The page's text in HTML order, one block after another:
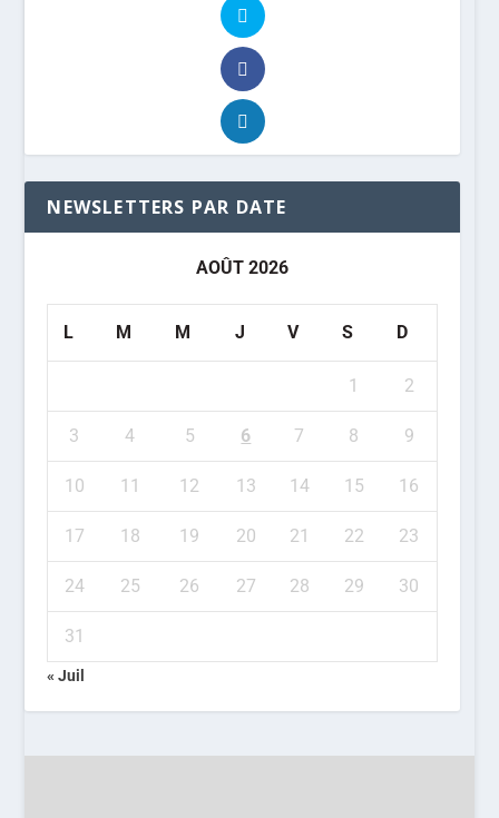
NEWSLETTERS PAR DATE
AOÛT 2026
L M M J V S D
1 2
3 4 5 6 7 8 9
10 11 12 13 14 15 16
17 18 19 20 21 22 23
24 25 26 27 28 29 30
31
« Juil